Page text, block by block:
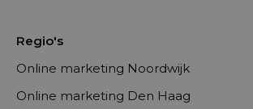
Regio's
Online marketing Noordwijk
Online marketing Den Haag